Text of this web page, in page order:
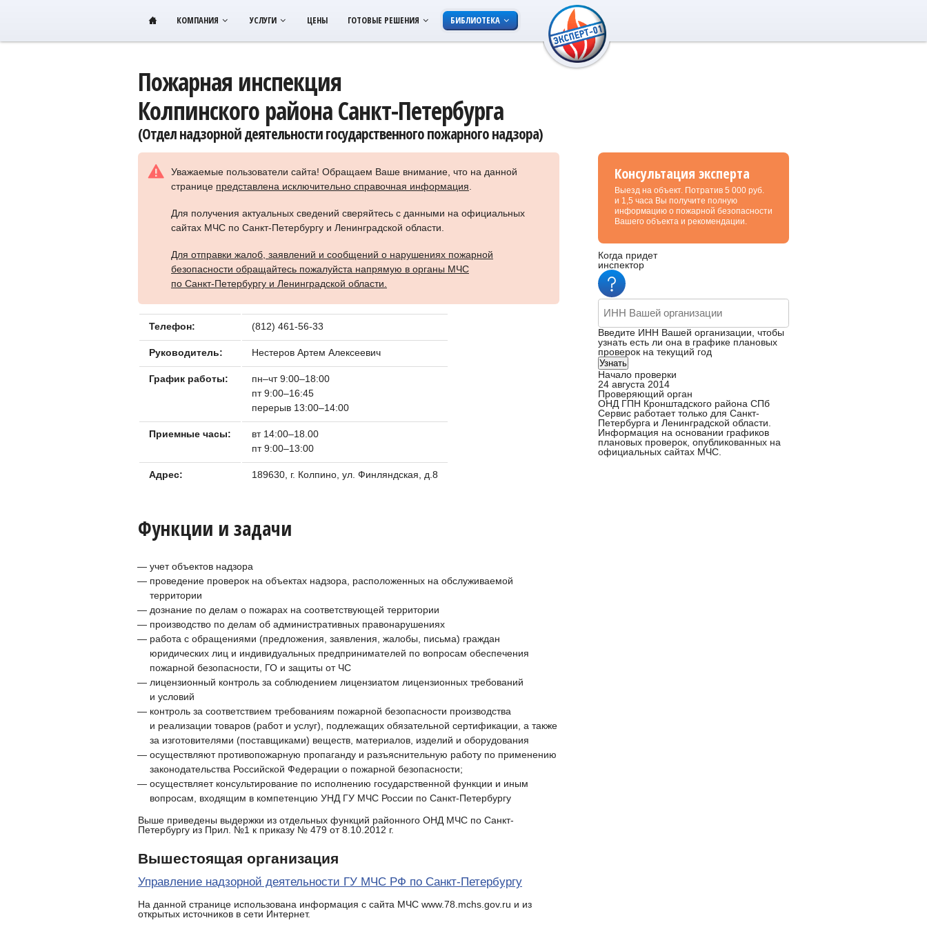
КОМПАНИЯ УСЛУГИ ЦЕНЫ ГОТОВЫЕ РЕШЕНИЯ БИБЛИОТЕКА
Пожарная инспекция
Колпинского района Санкт-Петербурга
(Отдел надзорной деятельности государственного пожарного надзора)
Уважаемые пользователи сайта! Обращаем Ваше внимание, что на данной
странице представлена исключительно справочная информация
Для получения актуальных сведений сверяйтесь с данными на официальных
сайтах МЧС по Санкт-Петербургу и Ленинградской области.
Для отправки жалоб, заявлений и сообщений о нарушениях пожарной
безопасности обращайтесь пожалуйста напрямую в органы МЧС
по Санкт-Петербургу и Ленинградской области.
Телефон: (812) 461-56-33
Руководитель: Нестеров Артем Алексеевич
График работы:
пн–чт 9:00–18:00
пт 9:00–16:45
перерыв 13:00–14:00
Приемные часы:
вт 14:00–18.00
пт 9:00–13:00
Адрес: 189630, г. Колпино, ул. Финляндская, д.8
Функции и задачи
учет объектов надзора
проведение проверок на объектах надзора, расположенных на обслуживаемой
территории
дознание по делам о пожарах на соответствующей территории
производство по делам об административных правонарушениях
работа с обращениями (предложения, заявления, жалобы, письма) граждан
юридических лиц и индивидуальных предпринимателей по вопросам обеспечения
пожарной безопасности, ГО и защиты от ЧС
лицензионный контроль за соблюдением лицензиатом лицензионных требований
и условий
контроль за соответствием требованиям пожарной безопасности производства
и реализации товаров (работ и услуг), подлежащих обязательной сертификации, а также
за изготовителями (поставщиками) веществ, материалов, изделий и оборудования
осуществляют противопожарную пропаганду и разъяснительную работу по применению
законодательства Российской Федерации о пожарной безопасности;
осуществляет консультирование по исполнению государственной функции и иным
вопросам, входящим в компетенцию УНД ГУ МЧС России по Санкт-Петербургу
Выше приведены выдержки из отдельных функций районного ОНД МЧС по Санкт-
Петербургу из Прил. №1 к приказу № 479 от 8.10.2012 г.
Вышестоящая организация
Управление надзорной деятельности ГУ МЧС РФ по Санкт-Петербургу
На данной странице использована информация с сайта МЧС www.78.mchs.gov.ru и из
открытых источников в сети Интернет.
Консультация эксперта
Выезд на объект. Потратив 5 000 руб.
и 1,5 часа Вы получите полную
информацию о пожарной безопасности
Вашего объекта и рекомендации.
Когда придет
инспектор
Введите ИНН Вашей организации, чтобы
узнать есть ли она в графике плановых
проверок на текущий год
Узнать
Начало проверки
24 августа 2014
Проверяющий орган
ОНД ГПН Кронштадского района СПб
Сервис работает только для Санкт-
Петербурга и Ленинградской области.
Информация на основании графиков
плановых проверок, опубликованных на
официальных сайтах МЧС.